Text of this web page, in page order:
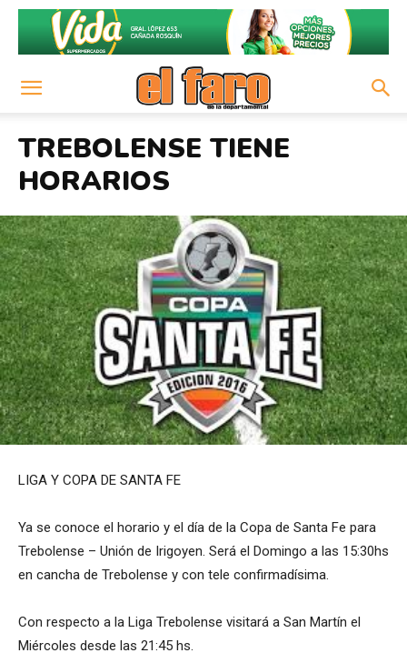
TREBOLENSE TIENE
HORARIOS
LIGA Y COPA DE SANTA FE
Ya se conoce el horario y el día de la Copa de Santa Fe para
Trebolense – Unión de Irigoyen. Será el Domingo a las 15:30hs
en cancha de Trebolense y con tele confirmadísima.
Con respecto a la Liga Trebolense visitará a San Martín el
Miércoles desde las 21:45 hs.